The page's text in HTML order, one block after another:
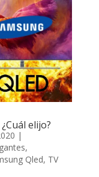
elijo?
|
,
Qled, TV